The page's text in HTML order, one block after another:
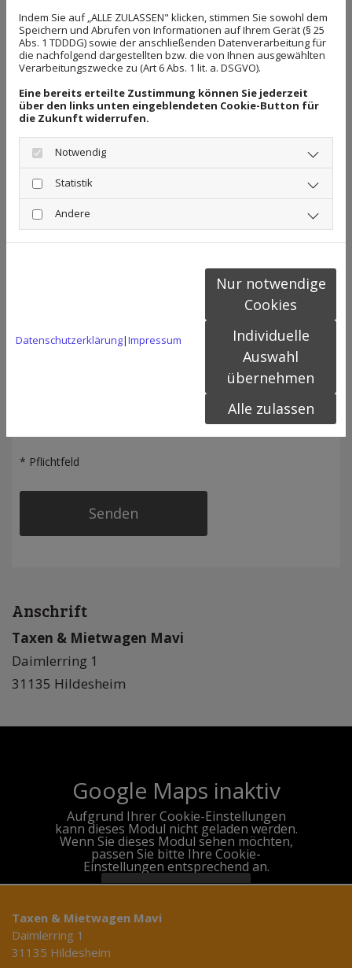
Ich habe die Datenschutzerklärung zur Kenntnis
genommen und stimme der Verarbeitung meiner
* Pflichtfeld
Anschrift
Taxen & Mietwagen Mavi
Daimlerring 1
31135 Hildesheim
Google Maps inaktiv
Aufgrund Ihrer Cookie-Einstellungen
kann dieses Modul nicht geladen werden.
Wenn Sie dieses Modul sehen möchten,
passen Sie bitte Ihre Cookie-
Einstellungen entsprechend an.
Einstellungen
Taxen & Mietwagen Mavi
Daimlerring 1
31135 Hildesheim
Indem Sie auf „ALLE ZULASSEN" klicken, stimmen Sie sowohl dem
Speichern und Abrufen von Informationen auf Ihrem Gerät (§ 25
Abs. 1 TDDDG) sowie der anschließenden Datenverarbeitung für
die nachfolgend dargestellten bzw. die von Ihnen ausgewählten
Verarbeitungszwecke zu (Art 6 Abs. 1 lit. a. DSGVO).
Eine bereits erteilte Zustimmung können Sie jederzeit
über den links unten eingeblendeten Cookie-Button für
die Zukunft widerrufen.
Notwendig
Statistik
Andere
Datenschutzerklärung|Impressum
Nur notwendige
Cookies
Individuelle
Auswahl
übernehmen
Alle zulassen